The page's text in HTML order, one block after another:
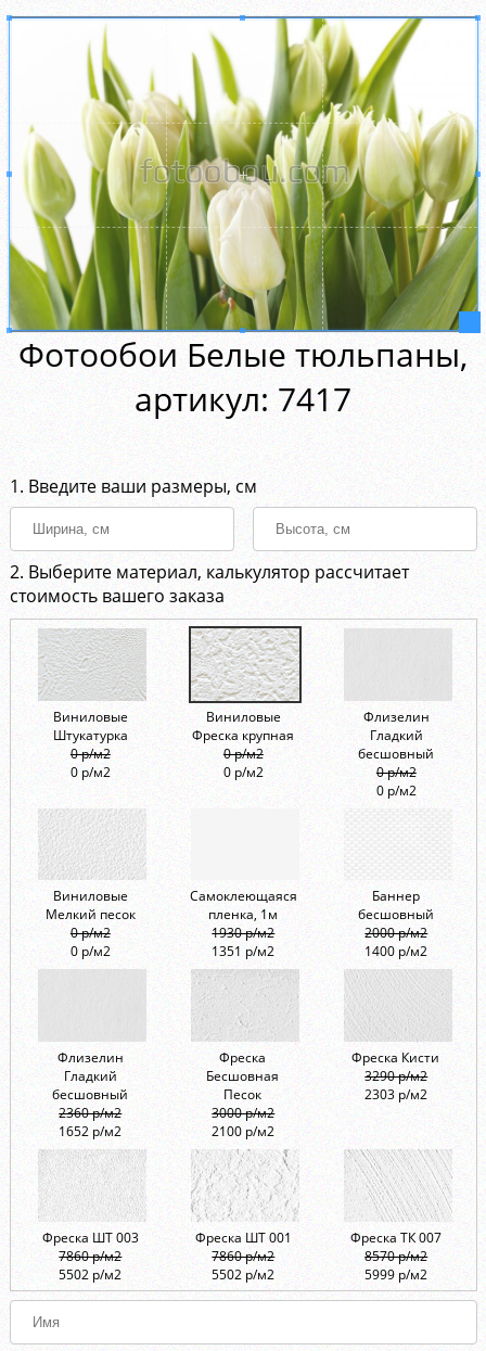
Фотообои Белые тюльпаны,
aртикул: 7417
1. Введите ваши размеры, см
2. Выберите материал, калькулятор рассчитает
стоимость вашего заказа
Виниловые
Штукатурка
0 р/м2
0 р/м2
Виниловые
Фреска крупная
0 р/м2
0 р/м2
Флизелин
Гладкий
бесшовный
0 р/м2
0 р/м2
Виниловые
Мелкий песок
0 р/м2
0 р/м2
Самоклеющаяся
пленка, 1м
1930 р/м2
1351 р/м2
Баннер
бесшовный
2000 р/м2
1400 р/м2
Флизелин
Гладкий
бесшовный
2360 р/м2
1652 р/м2
Фреска
Бесшовная
Песок
3000 р/м2
2100 р/м2
Фреска Кисти
3290 р/м2
2303 р/м2
Фреска ШТ 003
7860 р/м2
5502 р/м2
Фреска ШТ 001
7860 р/м2
5502 р/м2
Фреска ТК 007
8570 р/м2
5999 р/м2